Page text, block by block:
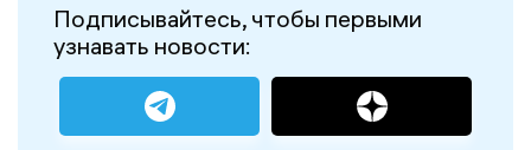
Подписывайтесь, чтобы первыми
узнавать новости: